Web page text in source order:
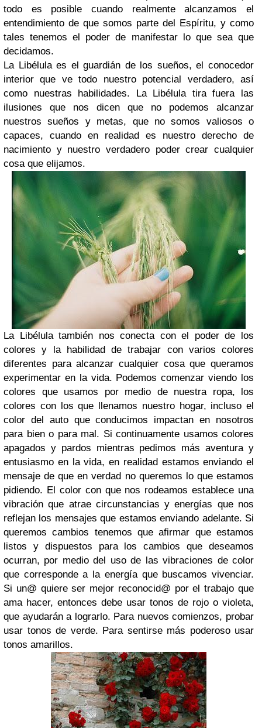
todo es posible cuando realmente alcanzamos el
entendimiento de que somos parte del Espíritu, y como
tales tenemos el poder de manifestar lo que sea que
decidamos.
La Libélula es el guardián de los sueños, el conocedor
interior que ve todo nuestro potencial verdadero, así
como nuestras habilidades. La Libélula tira fuera las
ilusiones que nos dicen que no podemos alcanzar
nuestros sueños y metas, que no somos valiosos o
capaces, cuando en realidad es nuestro derecho de
nacimiento y nuestro verdadero poder crear cualquier
cosa que elijamos.
La Libélula también nos conecta con el poder de los
colores y la habilidad de trabajar con varios colores
diferentes para alcanzar cualquier cosa que queramos
experimentar en la vida. Podemos comenzar viendo los
colores que usamos por medio de nuestra ropa, los
colores con los que llenamos nuestro hogar, incluso el
color del auto que conducimos impactan en nosotros
para bien o para mal. Si continuamente usamos colores
apagados y pardos mientras pedimos más aventura y
entusiasmo en la vida, en realidad estamos enviando el
mensaje de que en verdad no queremos lo que estamos
pidiendo. El color con que nos rodeamos establece una
vibración que atrae circunstancias y energías que nos
reflejan los mensajes que estamos enviando adelante. Si
queremos cambios tenemos que afirmar que estamos
listos y dispuestos para los cambios que deseamos
ocurran, por medio del uso de las vibraciones de color
que corresponde a la energía que buscamos vivenciar.
Si un@ quiere ser mejor reconocid@ por el trabajo que
ama hacer, entonces debe usar tonos de rojo o violeta,
que ayudarán a lograrlo. Para nuevos comienzos, probar
usar tonos de verde. Para sentirse más poderoso usar
tonos amarillos.